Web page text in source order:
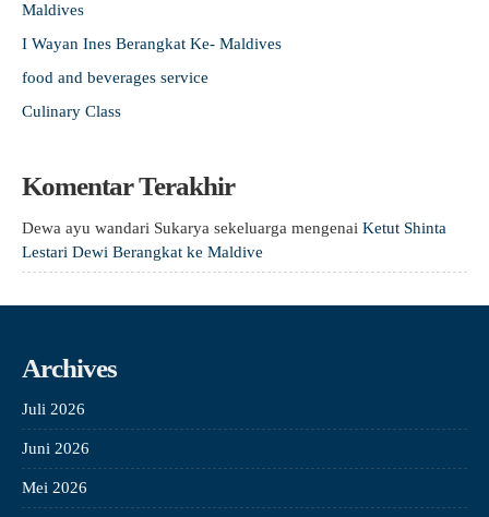
Maldives
I Wayan Ines Berangkat Ke- Maldives
food and beverages service
Culinary Class
Komentar Terakhir
Dewa ayu wandari Sukarya sekeluarga mengenai Ketut Shinta
Lestari Dewi Berangkat ke Maldive
Archives
Juli 2026
Juni 2026
Mei 2026